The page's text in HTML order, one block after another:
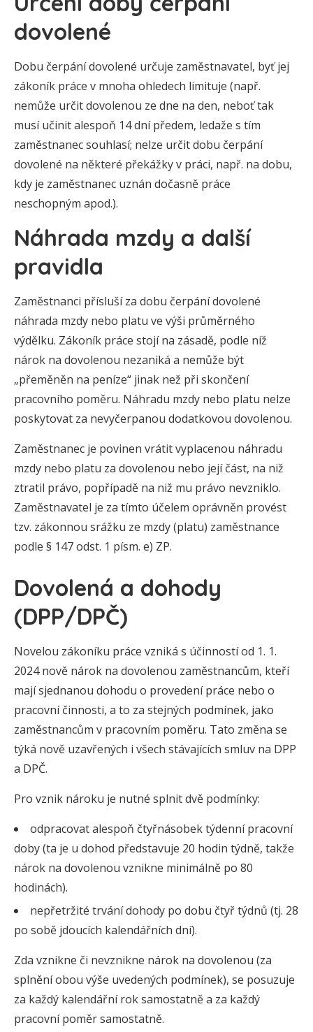
dovolené
Dobu čerpání dovolené určuje zaměstnavatel, byť jej
zákoník práce v mnoha ohledech limituje (např.
nemůže určit dovolenou ze dne na den, neboť tak
musí učinit alespoň 14 dní předem, ledaže s tím
zaměstnanec souhlasí; nelze určit dobu čerpání
dovolené na některé překážky v práci, např. na dobu,
kdy je zaměstnanec uznán dočasně práce
neschopným apod.).
Náhrada mzdy a další
pravidla
Zaměstnanci přísluší za dobu čerpání dovolené
náhrada mzdy nebo platu ve výši průměrného
výdělku. Zákoník práce stojí na zásadě, podle níž
nárok na dovolenou nezaniká a nemůže být
„přeměněn na peníze“ jinak než při skončení
pracovního poměru. Náhradu mzdy nebo platu nelze
poskytovat za nevyčerpanou dodatkovou dovolenou.
Zaměstnanec je povinen vrátit vyplacenou náhradu
mzdy nebo platu za dovolenou nebo její část, na niž
ztratil právo, popřípadě na niž mu právo nevzniklo.
Zaměstnavatel je za tímto účelem oprávněn provést
tzv. zákonnou srážku ze mzdy (platu) zaměstnance
podle § 147 odst. 1 písm. e) ZP.
Dovolená a dohody
(DPP/DPČ)
Novelou zákoníku práce vzniká s účinností od 1. 1.
2024 nově nárok na dovolenou zaměstnancům, kteří
mají sjednanou dohodu o provedení práce nebo o
pracovní činnosti, a to za stejných podmínek, jako
zaměstnancům v pracovním poměru. Tato změna se
týká nově uzavřených i všech stávajících smluv na DPP
a DPČ.
Pro vznik nároku je nutné splnit dvě podmínky:
odpracovat alespoň čtyřnásobek týdenní pracovní
doby (ta je u dohod představuje 20 hodin týdně, takže
nárok na dovolenou vznikne minimálně po 80
hodinách).
nepřetržité trvání dohody po dobu čtyř týdnů (tj. 28
po sobě jdoucích kalendářních dní).
Zda vznikne či nevznikne nárok na dovolenou (za
splnění obou výše uvedených podmínek), se posuzuje
za každý kalendářní rok samostatně a za každý
pracovní poměr samostatně.